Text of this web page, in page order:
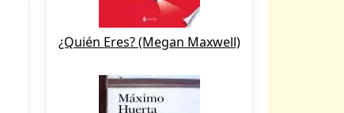
¿Quién Eres? (Megan Maxwell)